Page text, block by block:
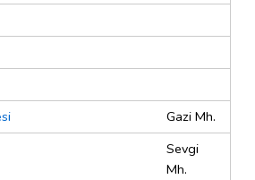
Gazi Mh.
Sevgi
Mh.